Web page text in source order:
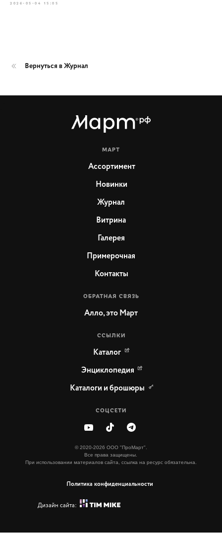
2026-05-04 15:05
Вернуться в Журнал
ССЫЛКИ
МАРТ
© 2020-2026 ООО "ПроМарт".
Все права защищены.
При использовании материалов сайта, ссылка на ресурс обязательна.
Ассортимент
Новинки
Журнал
Витрина
Галерея
Энциклопедия
ОБРАТНАЯ СВЯЗЬ
Политика конфиденциальности
Примерочная
Контакты
Каталог
Дизайн сайта:
СОЦСЕТИ
Каталоги и брошюры
Алло, это Март